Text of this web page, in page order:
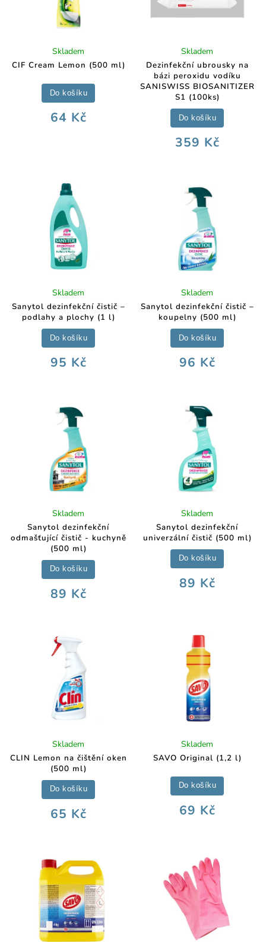
CIF Cream Lemon (500 ml)
Skladem
64 Kč
Do košíku
Dezinfekční ubrousky na
bázi peroxidu vodíku
SANISWISS BIOSANITIZER
S1 (100ks)
Skladem
359 Kč
Do košíku
Sanytol dezinfekční čistič –
podlahy a plochy (1 l)
Skladem
95 Kč
Do košíku
Sanytol dezinfekční čistič –
koupelny (500 ml)
Skladem
96 Kč
Do košíku
Sanytol dezinfekční
odmašťující čistič - kuchyně
(500 ml)
Skladem
89 Kč
Do košíku
Sanytol dezinfekční
univerzální čistič (500 ml)
Skladem
89 Kč
Do košíku
CLIN Lemon na čištění oken
(500 ml)
Skladem
65 Kč
Do košíku
SAVO Original (1,2 l)
Skladem
69 Kč
Do košíku